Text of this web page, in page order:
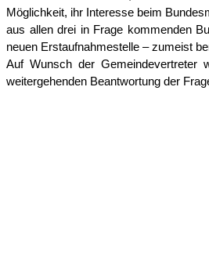
Möglichkeit, ihr Interesse beim
aus allen drei in Frage kommenden
neuen Erstaufnahmestelle – zumeist
Auf Wunsch der Gemeindevertreter
weitergehenden Beantwortung der